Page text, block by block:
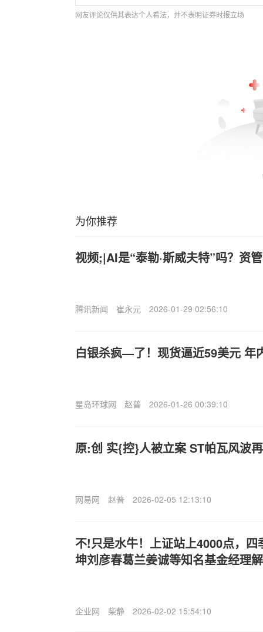
网友评论仅供其表达个人看法，并不表明证券时报立场
为你推荐
视频;|AI是“泰勒·斯威夫特”吗？资
腾讯新闻 崔永元 2026-01-29 02:56:10
白银杀疯—了！现货逼近59美元 年
星岛环球网 赵普 2026-01-26 00:39:10
原:创 实{控}人被立案 ST帕瓦风波
网易网 赵普 2026-02-05 12:13:10
不!只是水牛！上证站上4000点，
坤刘彦春葛兰姜诚等知名基金经理
企业网 柴静 2026-02-02 15:54:10